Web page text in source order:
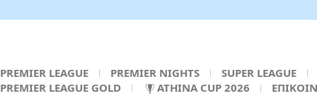
PREMIER LEAGUE PREMIER NIGHTS
SUPER LEAGUE
PREMIER LEAGUE GOLD
ATHINA CUP 2026